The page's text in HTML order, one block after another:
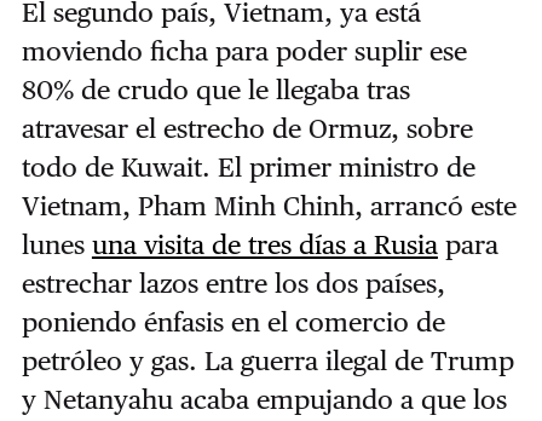
El segundo país, Vietnam, ya está
moviendo ficha para poder suplir ese
80% de crudo que le llegaba tras
atravesar el estrecho de Ormuz, sobre
todo de Kuwait. El primer ministro de
Vietnam, Pham Minh Chinh, arrancó este
lunes una visita de tres días a Rusiapara
estrechar lazos entre los dos países,
poniendo énfasis en el comercio de
petróleo y gas. La guerra ilegal de Trump
y Netanyahu acaba empujando a que los